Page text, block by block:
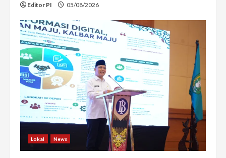
Editor PI 05/08/2026
Lokal News